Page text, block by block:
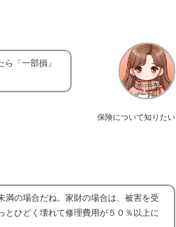
保険について知りたい
「一部損」
満の場合だね。家財の場合は、被害を受
とひどく壊れて修理費用が５０％以上に